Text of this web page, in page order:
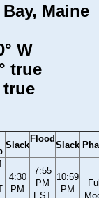
Maine
W
true
true
Slack
Flood
Slack
4:30
PM
7:55
PM
EST
10:59
PM